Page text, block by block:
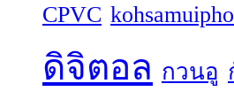
CPVC
ดิจิตอล กวนอู